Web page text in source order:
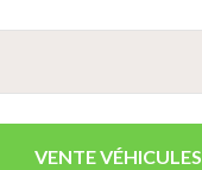
VENTE VÉHICULES